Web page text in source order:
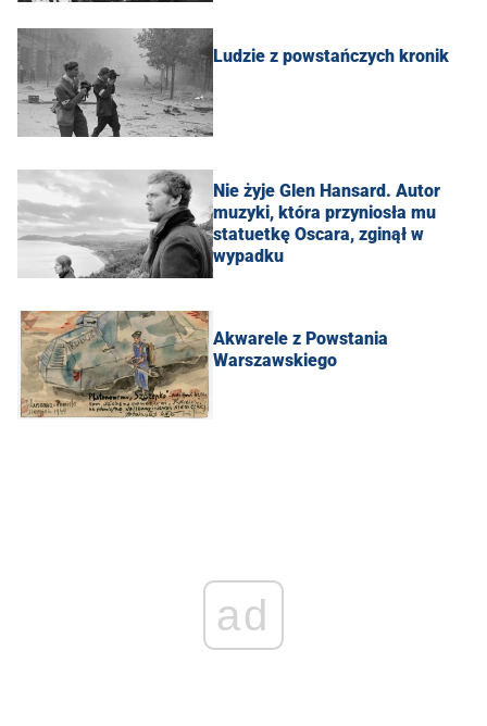
Ludzie z powstańczych kronik
Nie żyje Glen Hansard. Autor
muzyki, która przyniosła mu
statuetkę Oscara, zginął w
wypadku
Akwarele z Powstania
Warszawskiego
ad